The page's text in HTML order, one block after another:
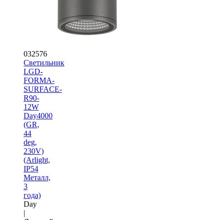
032576
Светильник
LGD-
FORMA-
SURFACE-
R90-
12W
Day4000
(GR,
44
deg,
230V)
(Arlight,
IP54
Металл,
3
года)
Day
|